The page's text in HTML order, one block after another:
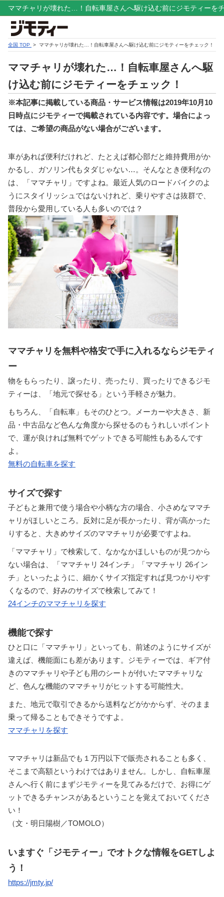
ママチャリが壊れた…！自転車屋さんへ駆け込む前にジモティーを
全国 TOP > ママチャリが壊れた…！自転車屋さんへ駆け込む前にジモティーをチェック！
ママチャリが壊れた…！自転車屋さんへ駆
け込む前にジモティーをチェック！
※本記事に掲載している商品・サービス情報は2019年10月10
日時点にジモティーで掲載されている内容です。場合によっ
ては、ご希望の商品がない場合がございます。
車があれば便利だけれど、たとえば都心部だと維持費用がか
かるし、ガソリン代もタダじゃない…。そんなとき便利なの
は、「ママチャリ」ですよね。最近人気のロードバイクのよ
うにスタイリッシュではないけれど、乗りやすさは抜群で、
普段から愛用している人も多いのでは？
ママチャリを無料や格安で手に入れるならジモティ
ー
物をもらったり、譲ったり、売ったり、買ったりできるジモ
ティーは、「地元で探せる」という手軽さが魅力。
もちろん、「自転車」もそのひとつ。メーカーや大きさ、新
品・中古品など色んな角度から探せるのもうれしいポイント
で、運が良ければ無料でゲットできる可能性もあるんです
よ。
無料の自転車を探す
サイズで探す
子どもと兼用で使う場合や小柄な方の場合、小さめなママチ
ャリがほしいところ。反対に足が長かったり、背が高かった
りすると、大きめサイズのママチャリが必要ですよね。
「ママチャリ」で検索して、なかなかほしいものが見つから
ない場合は、「ママチャリ 24インチ」「ママチャリ 26イン
チ」といったように、細かくサイズ指定すれば見つかりやす
くなるので、好みのサイズで検索してみて！
24インチのママチャリを探す
機能で探す
ひと口に「ママチャリ」といっても、前述のようにサイズが
違えば、機能面にも差があります。ジモティーでは、ギア付
きのママチャリや子ども用のシートが付いたママチャリな
ど、色んな機能のママチャリがヒットする可能性大。
また、地元で取引できるから送料などがかからず、そのまま
乗って帰ることもできそうですよ。
ママチャリを探す
ママチャリは新品でも１万円以下で販売されることも多く、
そこまで高額というわけではありません。しかし、自転車屋
さんへ行く前にまずジモティーを見てみるだけで、お得にゲ
ットできるチャンスがあるということを覚えておいてくださ
い！
（文・明日陽樹／TOMOLO）
いますぐ「ジモティー」でオトクな情報をGETしよ
う！
https://jmty.jp/